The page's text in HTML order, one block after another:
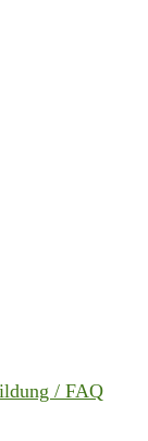
/ FAQ